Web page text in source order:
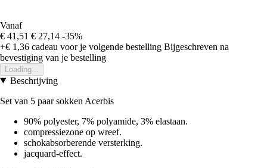
Vanaf
€ 41,51 € 27,14 -35%
+€ 1,36 cadeau voor je volgende bestelling Bijgeschreven na
bevestiging van je bestelling
Loading...
Beschrijving
Set van 5 paar sokken Acerbis
90% polyester, 7% polyamide, 3% elastaan.
compressiezone op wreef.
schokabsorberende versterking.
jacquard-effect.